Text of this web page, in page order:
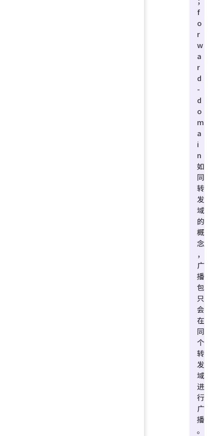
f
o
r
w
a
r
d
-
d
o
m
a
i
n
如
同
转
发
域
的
概
念
，
广
播
包
只
会
在
同
个
转
发
域
进
行
广
播
。